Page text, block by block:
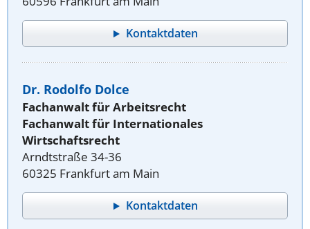
Kontaktdaten
Dr. Rodolfo Dolce
Fachanwalt für Arbeitsrecht
Fachanwalt für Internationales
Wirtschaftsrecht
Arndtstraße 34-36
60325 Frankfurt am Main
Kontaktdaten